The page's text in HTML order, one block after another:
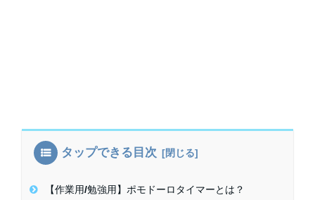
タップできる目次
【作業用/勉強用】ポモドーロタイマーとは？